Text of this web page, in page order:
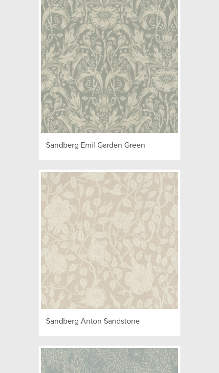
Sandberg Emil Garden Green
Sandberg Anton Sandstone